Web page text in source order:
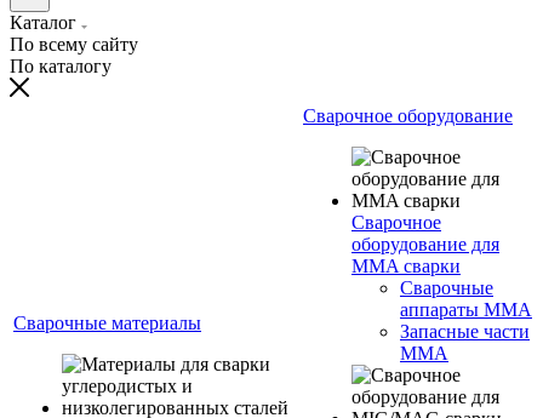
Каталог
По всему сайту
По каталогу
Сварочные материалы
Сварочное оборудование
Сварочное
оборудование для
MMA сварки
Сварочные
аппараты MMA
Запасные части
MMA